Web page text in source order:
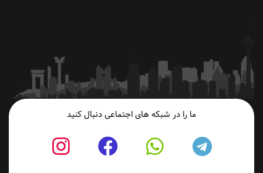
ما را در شبکه های اجتماعی دنبال کنید
fab
fab
fab
fab